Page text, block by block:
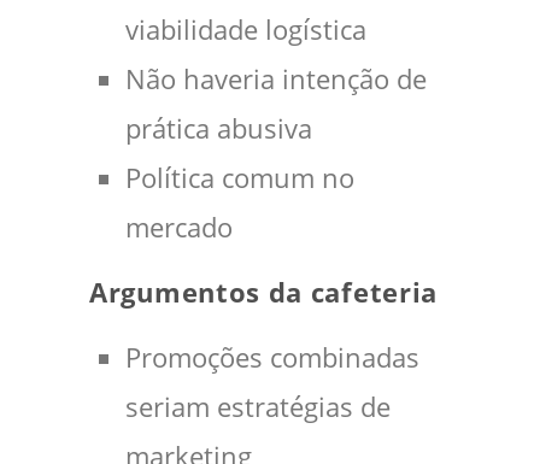
viabilidade logística
Não haveria intenção de
prática abusiva
Política comum no
mercado
Argumentos da cafeteria
Promoções combinadas
seriam estratégias de
marketing